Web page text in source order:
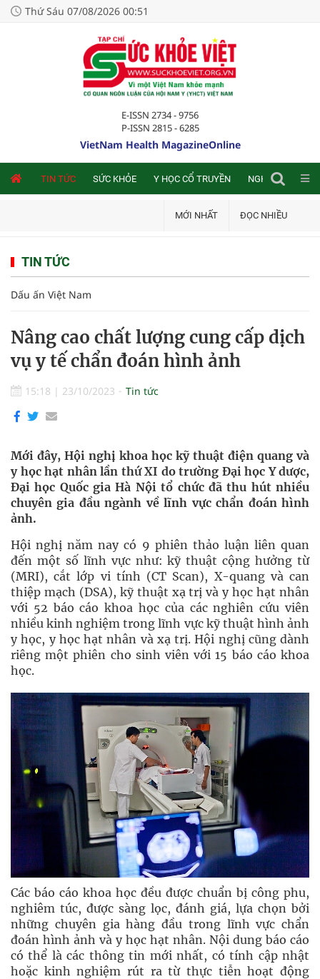
Thứ Sáu 07/08/2026 00:51
E-ISSN 2734 - 9756
P-ISSN 2815 - 6285
VietNam Health MagazineOnline
TIN TỨC SỨC KHỎE Y HỌC CỔ TRUYỀN NGHIÊN CỨU
MỚI NHẤT ĐỌC NHIỀU
TIN TỨC
Dấu ấn Việt Nam
Nâng cao chất lượng cung cấp dịch
vụ y tế chẩn đoán hình ảnh
15:18 | 23/10/2023 Tin tức
Mới đây, Hội nghị khoa học kỹ thuật điện quang và
y học hạt nhân lần thứ XI do trường Đại học Y dược,
Đại học Quốc gia Hà Nội tổ chức đã thu hút nhiều
chuyên gia đầu ngành về lĩnh vực chẩn đoán hình
ảnh.
Hội nghị năm nay có 9 phiên thảo luận liên quan
đến một số lĩnh vực như: kỹ thuật cộng hưởng từ
(MRI), cắt lớp vi tính (CT Scan), X-quang và can
thiệp mạch (DSA), kỹ thuật xạ trị và y học hạt nhân
với 52 báo cáo khoa học của các nghiên cứu viên
nhiều kinh nghiệm trong lĩnh vực kỹ thuật hình ảnh
y học, y học hạt nhân và xạ trị. Hội nghị cũng dành
riêng một phiên cho sinh viên với 15 báo cáo khoa
học.
Các báo cáo khoa học đều được chuẩn bị công phu,
nghiêm túc, được sàng lọc, đánh giá, lựa chọn bởi
những chuyên gia hàng đầu trong lĩnh vực chẩn
đoán hình ảnh và y học hạt nhân. Nội dung báo cáo
có thể là các thông tin mới nhất, có tính cập nhật
hoặc kinh nghiệm rút ra từ thực tiễn hoạt động